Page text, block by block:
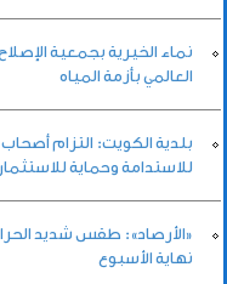
نماء الخيرية بجمعية
العالمي بأزمة المياه
بلدية الكويت: التزام
للاستدامة وحماية
«الأرصاد»: طقس شديد
نهاية الأسبوع